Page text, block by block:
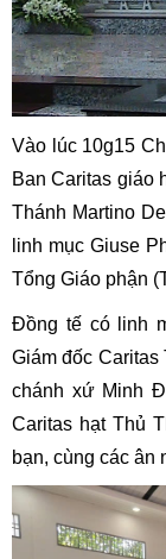
Vào lúc 10g15
Ban Caritas giáo
Thánh Martino
inh mục Giuse
Tổng Giáo phận
Đồng tế có linh
Giám đốc Caritas
chánh xứ Minh
Caritas hạt Thủ
bạn, cùng các ân